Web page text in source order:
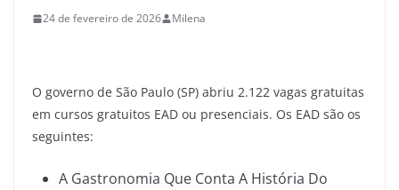
24 de fevereiro de 2026 Milena
O governo de São Paulo (SP) abriu 2.122 vagas gratuitas
em cursos gratuitos EAD ou presenciais. Os EAD são os
seguintes:
A Gastronomia Que Conta A História Do